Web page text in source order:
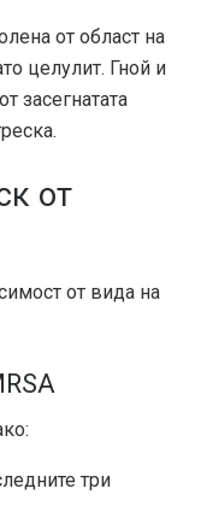
от област на
целулит. Гной и
засегнатата
от
от вида на
три